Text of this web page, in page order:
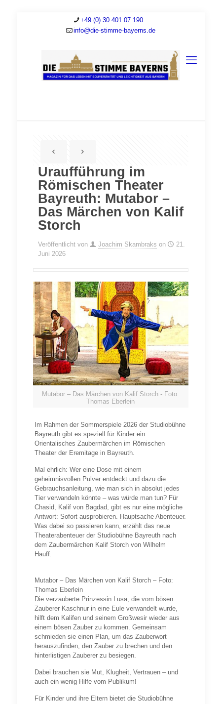
+49 (0) 30 401 07 190
info@die-stimme-bayerns.de
Uraufführung im
Römischen Theater
Bayreuth: Mutabor –
Das Märchen von Kalif
Storch
Veröffentlicht von Joachim Skambraks on
21.
Juni 2026
Mutabor – Das Märchen von Kalif Storch - Foto:
Thomas Eberlein
Im Rahmen der Sommerspiele 2026 der Studiobühne
Bayreuth gibt es speziell für Kinder ein
Orientalisches Zaubermärchen im Römischen
Theater der Eremitage in Bayreuth.
Mal ehrlich: Wer eine Dose mit einem
geheimnisvollen Pulver entdeckt und dazu die
Gebrauchsanleitung, wie man sich in absolut jedes
Tier verwandeln könnte – was würde man tun? Für
Chasid, Kalif von Bagdad, gibt es nur eine mögliche
Antwort: Sofort ausprobieren. Hauptsache Abenteuer.
Was dabei so passieren kann, erzählt das neue
Theaterabenteuer der Studiobühne Bayreuth nach
dem Zaubermärchen Kalif Storch von Wilhelm
Hauff.
Mutabor – Das Märchen von Kalif Storch – Foto:
Thomas Eberlein
Die verzauberte Prinzessin Lusa, die vom bösen
Zauberer Kaschnur in eine Eule verwandelt wurde,
hilft dem Kalifen und seinem Großwesir wieder aus
einem bösen Zauber zu kommen. Gemeinsam
schmieden sie einen Plan, um das Zauberwort
herauszufinden, den Zauber zu brechen und den
hinterlistigen Zauberer zu besiegen.
Dabei brauchen sie Mut, Klugheit, Vertrauen – und
auch ein wenig Hilfe vom Publikum!
Für Kinder und ihre Eltern bietet die Studiobühne